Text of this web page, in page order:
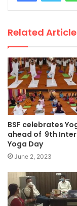
Related
BSF celebrates
ahead of 9th
Yoga Day
June 2, 2023